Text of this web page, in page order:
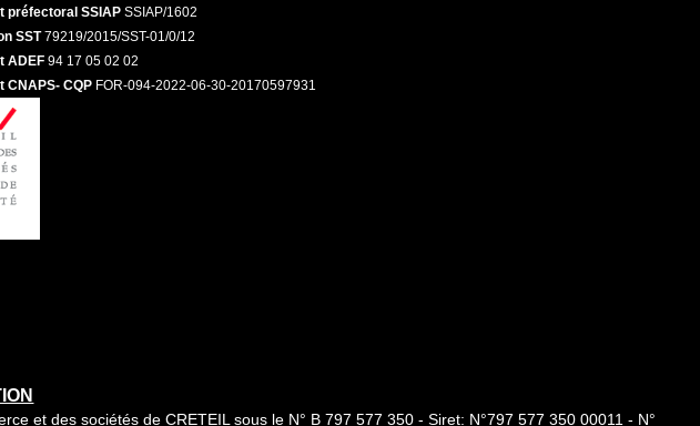
préfectoral SSIAP SSIAP/1602
SST79219/2015/SST-01/0/12
ADEF 94 17 05 02 02
CNAPS- CQP FOR-094-2022-06-30-20170597931
et des sociétés de CRETEIL sous le N° B 797 577 350 - Siret: N°797 577 350 00011 - N°